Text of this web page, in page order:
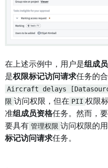
在上述示例中，用户是组成
是权限标记访问请求任务的
Aircraft delays
限 访问权限，但在 PII 权限
准组成员资格任务。然而，
要具有 管理权限 访问权限的
标记访问请求任务。